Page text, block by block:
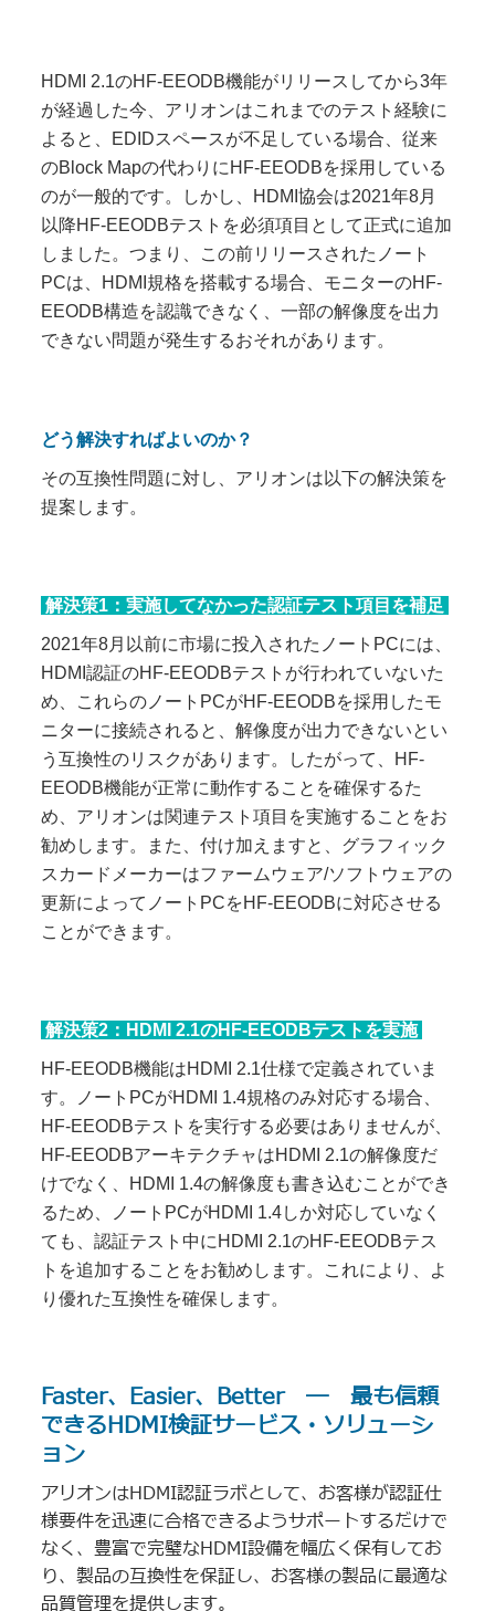
HDMI 2.1のHF-EEODB機能がリリースしてから3年
が経過した今、アリオンはこれまでのテスト経験に
よると、EDIDスペースが不足している場合、従来
のBlock Mapの代わりにHF-EEODBを採用している
のが一般的です。しかし、HDMI協会は2021年8月
以降HF-EEODBテストを必須項目として正式に追加
しました。つまり、この前リリースされたノート
PCは、HDMI規格を搭載する場合、モニターのHF-
EEODB構造を認識できなく、一部の解像度を出力
できない問題が発生するおそれがあります。
どう解決すればよいのか？
その互換性問題に対し、アリオンは以下の解決策を
提案します。
解決策1：実施してなかった認証テスト項目を補足
2021年8月以前に市場に投入されたノートPCには、
HDMI認証のHF-EEODBテストが行われていないた
め、これらのノートPCがHF-EEODBを採用したモ
ニターに接続されると、解像度が出力できないとい
う互換性のリスクがあります。したがって、HF-
EEODB機能が正常に動作することを確保するた
め、アリオンは関連テスト項目を実施することをお
勧めします。また、付け加えますと、グラフィック
スカードメーカーはファームウェア/ソフトウェアの
更新によってノートPCをHF-EEODBに対応させる
ことができます。
解決策2：HDMI 2.1のHF-EEODBテストを実施
HF-EEODB機能はHDMI 2.1仕様で定義されていま
す。ノートPCがHDMI 1.4規格のみ対応する場合、
HF-EEODBテストを実行する必要はありませんが、
HF-EEODBアーキテクチャはHDMI 2.1の解像度だ
けでなく、HDMI 1.4の解像度も書き込むことができ
るため、ノートPCがHDMI 1.4しか対応していなく
ても、認証テスト中にHDMI 2.1のHF-EEODBテス
トを追加することをお勧めします。これにより、よ
り優れた互換性を確保します。
Faster、Easier、Better ― 最も信頼
できるHDMI検証サービス・ソリューシ
ョン
アリオンはHDMI認証ラボとして、お客様が認証仕
様要件を迅速に合格できるようサポートするだけで
なく、豊富で完璧なHDMI設備を幅広く保有してお
り、製品の互換性を保証し、お客様の製品に最適な
品質管理を提供します。